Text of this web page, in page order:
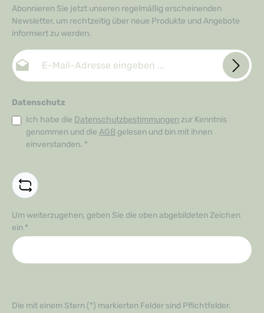
Abonnieren Sie jetzt unseren regelmäßig erscheinenden
Newsletter, um rechtzeitig über neue Produkte und Angebote
informiert zu werden.
E-Mail-Adresse*
Datenschutz
Ich habe die Datenschutzbestimmungen zur Kenntnis
genommen und die AGB gelesen und bin mit ihnen
einverstanden. *
Um weiterzugehen, geben Sie die oben abgebildeten Zeichen
ein *
Die mit einem Stern (*) markierten Felder sind Pflichtfelder.